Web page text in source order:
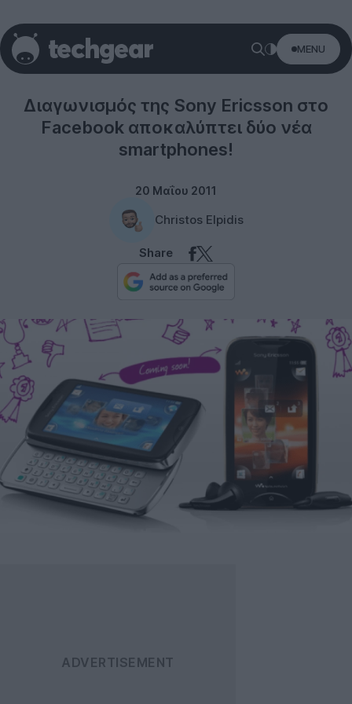
MENU
Sony Ericsson
Διαγωνισμός της Sony Ericsson στο
Facebook αποκαλύπτει δύο νέα
smartphones!
20 Μαΐου 2011
Christos Elpidis
Share